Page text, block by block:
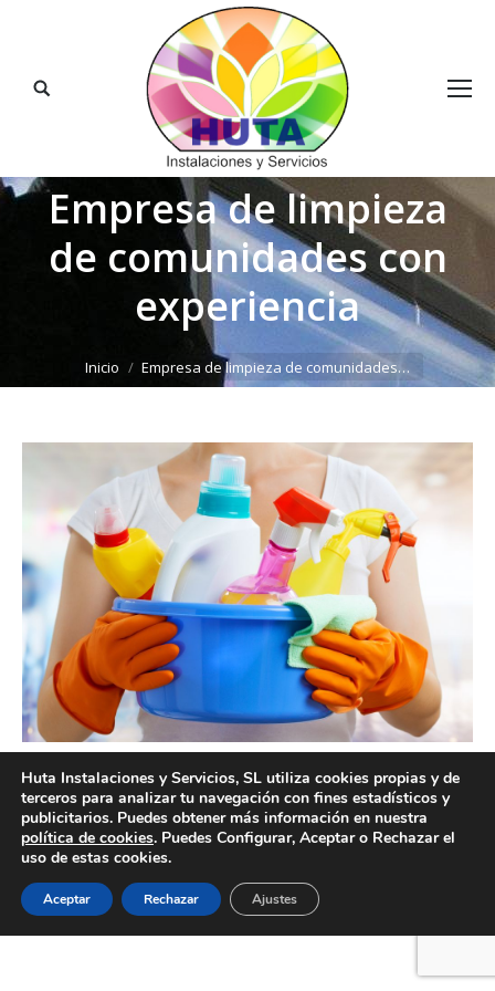
Buscar:
Empresa de limpieza
de comunidades con
experiencia
Inicio Empresa de limpieza de comunidades…
Información legal
Huta Instalaciones y Servicios, SL utiliza cookies propias y de
terceros para analizar tu navegación con fines estadísticos y
publicitarios. Puedes obtener más información en nuestra
política de cookies. Puedes Configurar, Aceptar o Rechazar el
uso de estas cookies.
Aceptar Rechazar Ajustes